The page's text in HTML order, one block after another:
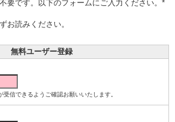
要です。以下のフォームにご入力ください。*
お読みください。
無料ユーザー登録
信できるようご確認お願いいたします。